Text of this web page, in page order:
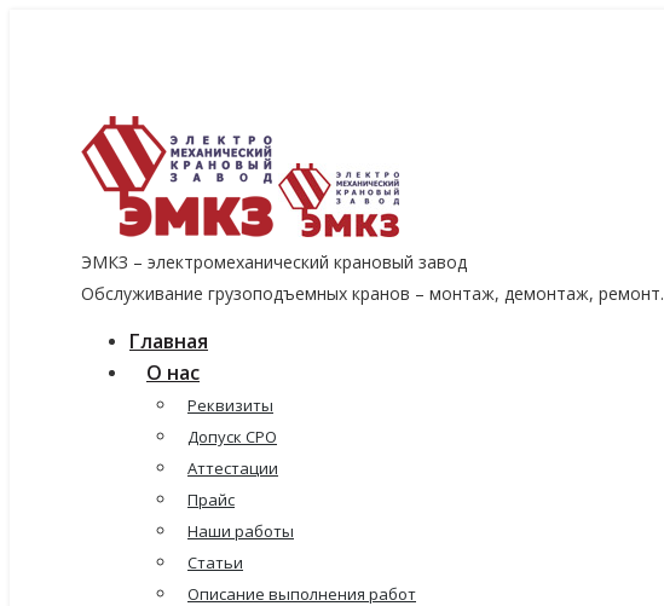
ЭМКЗ – электромеханический крановый завод
Обслуживание грузоподъемных кранов – монтаж, демонтаж, ремонт.
Главная
О нас
Реквизиты
Допуск СРО
Аттестации
Прайс
Наши работы
Статьи
Описание выполнения работ